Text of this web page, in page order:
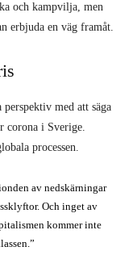
och kampvilja, men
erbjuda en väg framåt.
med att säga
corona i Sverige.
processen.
av nedskärningar
Och inget av
kommer inte